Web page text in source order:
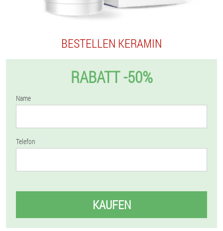
BESTELLEN KERAMIN
RABATT -50%
Name
Telefon
KAUFEN